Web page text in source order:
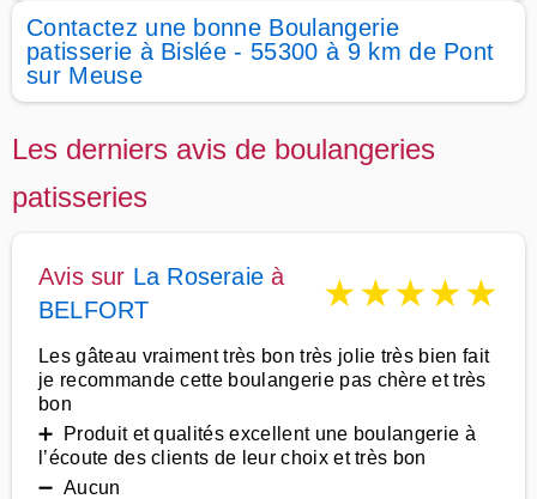
Contactez une bonne Boulangerie
patisserie à Bislée - 55300 à 9 km de Pont
sur Meuse
Les derniers avis de boulangeries
patisseries
Avis sur La Roseraie à
BELFORT
★★★★★
Les gâteau vraiment très bon très jolie très bien fait
je recommande cette boulangerie pas chère et très
bon
➕ Produit et qualités excellent une boulangerie à
l’écoute des clients de leur choix et très bon
➖ Aucun